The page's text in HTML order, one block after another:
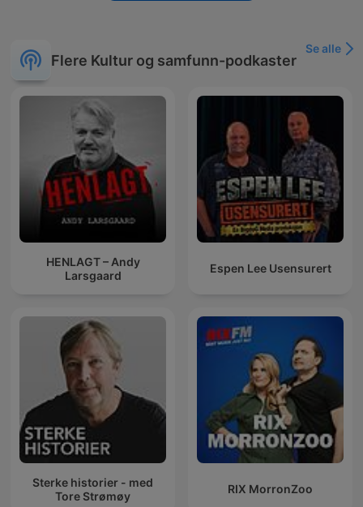
Flere Kultur og samfunn-podkaster
Se alle
HENLAGT – Andy
Larsgaard
Espen Lee Usensurert
Sterke historier - med
Tore Strømøy
RIX MorronZoo